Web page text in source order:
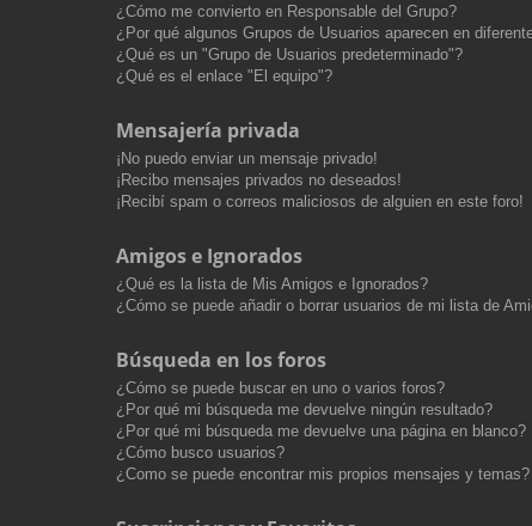
¿Cómo me convierto en Responsable del Grupo?
¿Por qué algunos Grupos de Usuarios aparecen en
¿Qué es un "Grupo de Usuarios predeterminado"?
¿Qué es el enlace "El equipo"?
Mensajería privada
¡No puedo enviar un mensaje privado!
¡Recibo mensajes privados no deseados!
¡Recibí spam o correos maliciosos de alguien en este foro!
Amigos e Ignorados
¿Qué es la lista de Mis Amigos e Ignorados?
¿Cómo se puede añadir o borrar usuarios de mi lista de
Búsqueda en los foros
¿Cómo se puede buscar en uno o varios foros?
¿Por qué mi búsqueda me devuelve ningún resultado?
¿Por qué mi búsqueda me devuelve una página en blanco?
¿Cómo busco usuarios?
¿Como se puede encontrar mis propios mensajes y temas?